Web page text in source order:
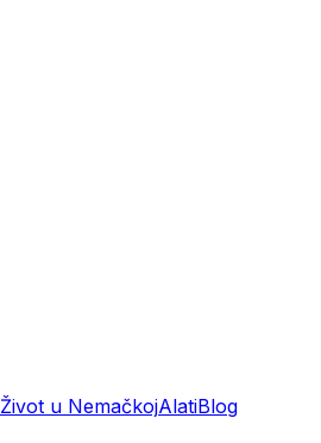
Život u NemačkojAlatiBlog